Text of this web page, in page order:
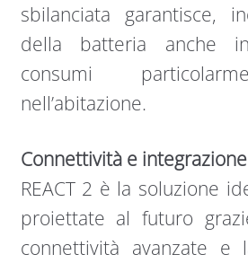
sbilanciata garantisce,
della batteria anche
consumi
nell’abitazione.
Connettività e
REACT 2 è la soluzione
proiettate al futuro
connettività avanzate e